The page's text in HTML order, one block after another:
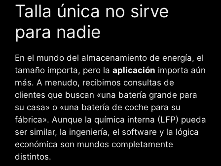
Talla única no sirve
para nadie
En el mundo del almacenamiento de energía, el
tamaño importa, pero la aplicación importa aún
más. A menudo, recibimos consultas de
clientes que buscan «una batería grande para
su casa» o «una batería de coche para su
fábrica». Aunque la química interna (LFP) pueda
ser similar, la ingeniería, el software y la lógica
económica son mundos completamente
distintos.